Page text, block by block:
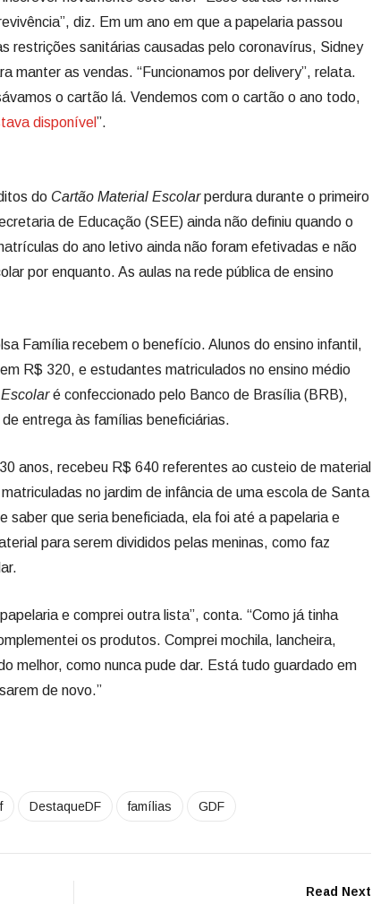
diz. Em um ano em que a papelaria passou
restrições sanitárias causadas pelo coronavírus, Sidney
manter as vendas. “Funcionamos por delivery”, relata.
o cartão lá. Vendemos com o cartão o ano todo,
disponível”.
do Cartão Material Escolarperdura durante o primeiro
de Educação (SEE) ainda não definiu quando o
do ano letivo ainda não foram efetivadas e não
por enquanto. As aulas na rede pública de ensino
Família recebem o benefício. Alunos do ensino infantil,
R$ 320, e estudantes matriculados no ensino médio
é confeccionado pelo Banco de Brasília (BRB),
entrega às famílias beneficiárias.
anos, recebeu R$ 640 referentes ao custeio de material
no jardim de infância de uma escola de Santa
saber que seria beneficiada, ela foi até a papelaria e
para serem divididos pelas meninas, como faz
e comprei outra lista”, conta. “Como já tinha
os produtos. Comprei mochila, lancheira,
melhor, como nunca pude dar. Está tudo guardado em
de novo.”
DestaqueDF famílias GDF
Read Next